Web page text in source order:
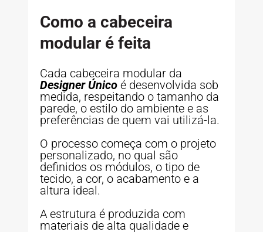
Como a cabeceira
modular é feita
Cada cabeceira modular da
Designer Único é desenvolvida sob
medida, respeitando o tamanho da
parede, o estilo do ambiente e as
preferências de quem vai utilizá-la.
O processo começa com o projeto
personalizado, no qual são
definidos os módulos, o tipo de
tecido, a cor, o acabamento e a
altura ideal.
A estrutura é produzida com
materiais de alta qualidade e